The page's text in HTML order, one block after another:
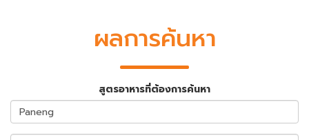
ผลการค้นหา
สูตรอาหารที่ต้องการค้นหา